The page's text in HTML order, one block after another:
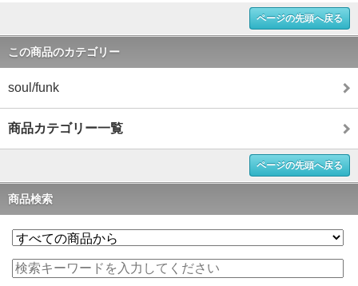
ページの先頭へ戻る
この商品のカテゴリー
soul/funk
商品カテゴリー一覧
ページの先頭へ戻る
商品検索